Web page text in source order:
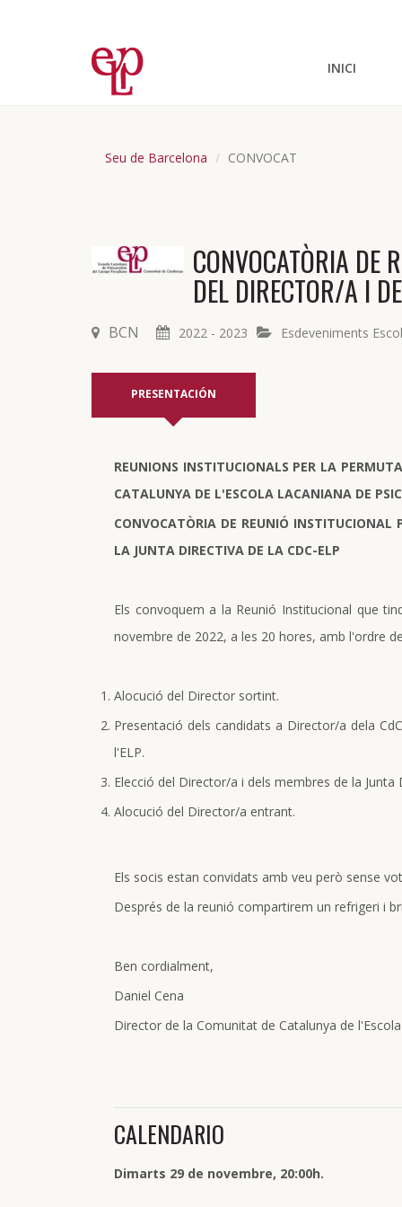
INICI
Seu de Barcelona CONVOCAT
CONVOCATÒRIA DE
DEL DIRECTOR/A I
BCN 2022 - 2023 Esdeveniments
PRESENTACIÓN
REUNIONS INSTITUCIONALS PER LA
CATALUNYA DE L'ESCOLA LACANIANA DE
CONVOCATÒRIA DE REUNIÓ INSTITUCIONAL
LA JUNTA DIRECTIVA DE LA CDC-ELP
Els convoquem a la Reunió Institucional que
novembre de 2022, a les 20 hores, amb l'ordre
Alocució del Director sortint.
Presentació dels candidats a Director/a dela
l'ELP.
Elecció del Director/a i dels membres de la Junta
Alocució del Director/a entrant.
Els socis estan convidats amb veu però sense
Després de la reunió compartirem un refrigeri i
Ben cordialment,
Daniel Cena
Director de la Comunitat de Catalunya de
CALENDARIO
Dimarts 29 de novembre, 20:00h.